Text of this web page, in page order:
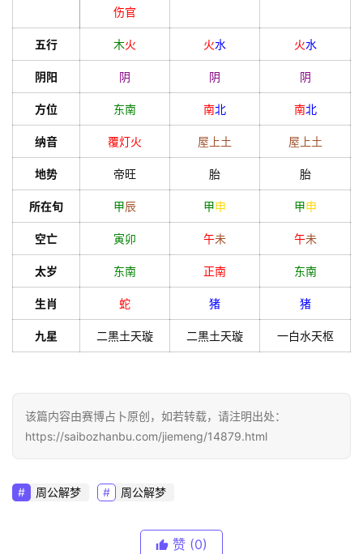
伤官
五行 木火 火水 火水
阴阳 阴 阴 阴
方位 东南 南北 南北
纳音 覆灯火 屋上土 屋上土
地势 帝旺 胎 胎
所在旬 甲辰 甲申 甲申
空亡 寅卯 午未 午未
太岁 东南 正南 东南
生肖 蛇 猪 猪
九星 二黒土天璇 二黒土天璇 一白水天枢
该篇内容由赛博占卜原创，如若转载，请注明出处：
https://saibozhanbu.com/jiemeng/14879.html
周公解梦 周公解梦
赞 (0)